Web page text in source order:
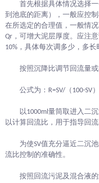
首先根据具体情况选择
到池底的距离），一般应控
在所选定的合理值，一般情
Qr，可增大泥层厚度。应注
10%，具体每次调多少，多
按照沉降比调节回流量或
公式为：R=SV/（100-SV）
以1000ml量筒取进入二
以计算回流比，用于指导回流
为使SV值充分逼近二沉
流比控制的准确性。
按照回流污泥及混合液的